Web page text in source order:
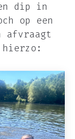
dip in
op een
afvraagt